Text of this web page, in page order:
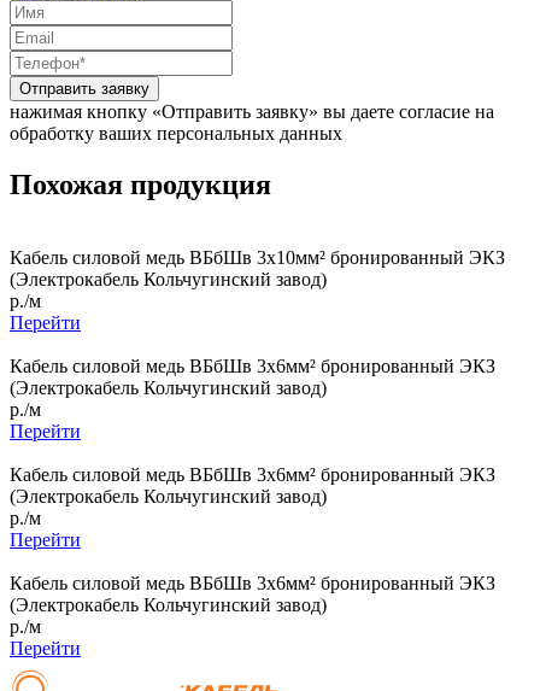
Отправить заявку
нажимая кнопку «Отправить заявку» вы даете согласие на
обработку ваших персональных данных
Похожая продукция
Кабель силовой медь ВБбШв 3x10мм² бронированный ЭКЗ
(Электрокабель Кольчугинский завод)
р./м
Перейти
Кабель силовой медь ВБбШв 3x6мм² бронированный ЭКЗ
(Электрокабель Кольчугинский завод)
р./м
Перейти
Кабель силовой медь ВБбШв 3x6мм² бронированный ЭКЗ
(Электрокабель Кольчугинский завод)
р./м
Перейти
Кабель силовой медь ВБбШв 3x6мм² бронированный ЭКЗ
(Электрокабель Кольчугинский завод)
р./м
Перейти